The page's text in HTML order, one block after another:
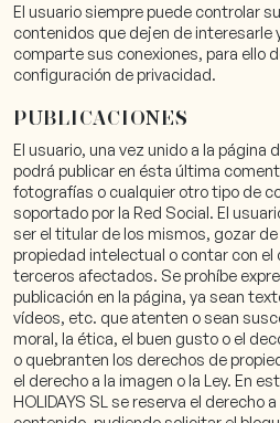
El usuario siempre puede controlar
contenidos que dejen de interesarle
comparte sus conexiones, para ello
configuración de privacidad.
PUBLICACIONES
El usuario, una vez unido a la página
podrá publicar en ésta última
fotografías o cualquier otro tipo de
soportado por la Red Social. El
ser el titular de los mismos, gozar
propiedad intelectual o contar con
terceros afectados. Se prohíbe
publicación en la página, ya sean
vídeos, etc. que atenten o sean
moral, la ética, el buen gusto o el
o quebranten los derechos de
el derecho a la imagen o la Ley. En
HOLIDAYS SL se reserva el derecho